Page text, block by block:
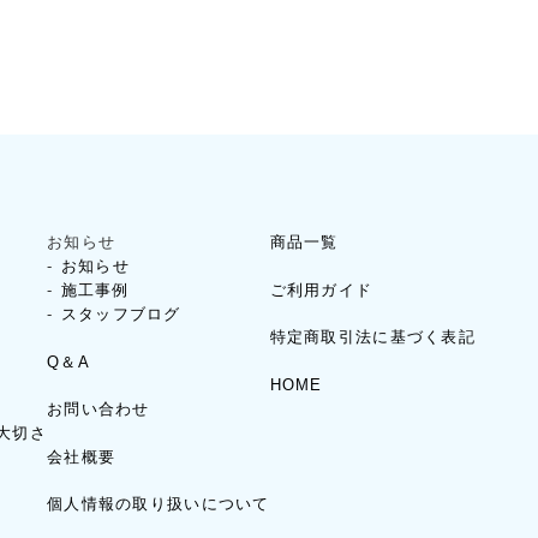
切さ
お知らせ
お知らせ
施工事例
スタッフブログ
Q＆A
お問い合わせ
会社概要
個人情報の取り扱いについて
商品一覧
ご利用ガイド
特定商取引法に基づく表記
HOME